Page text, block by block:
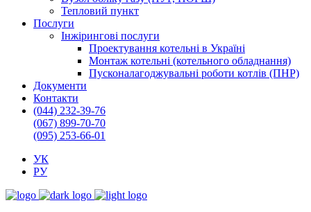
Тепловий пункт
Послуги
Інжірингові послуги
Проектування котельні в Україні
Монтаж котельні (котельного обладнання)
Пусконалагоджувальні роботи котлів (ПНР)
Документи
Контакти
(044) 232-39-76
(067) 899-70-70
(095) 253-66-01
УК
РУ